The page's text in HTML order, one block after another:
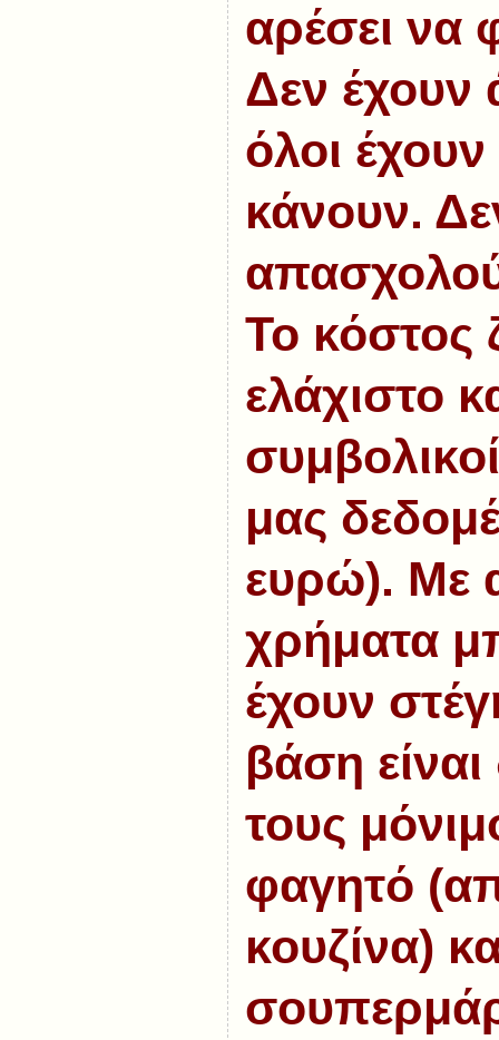
αρέσει να
Δεν έχουν
όλοι
κάνουν.
Το κόστος
ελάχιστο
μας
ευρώ). Με
χρήματα
έχουν
βάση
τους
φαγητό
κουζίνα)